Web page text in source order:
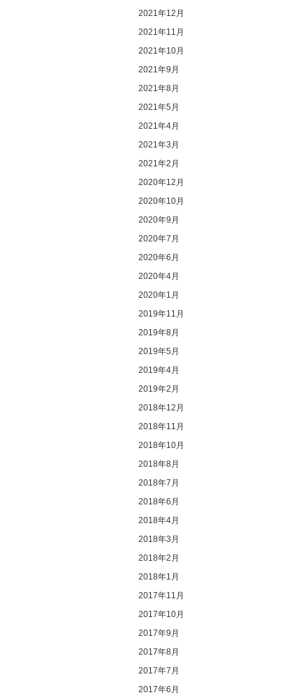
2021年12月
2021年11月
2021年10月
2021年9月
2021年8月
2021年5月
2021年4月
2021年3月
2021年2月
2020年12月
2020年10月
2020年9月
2020年7月
2020年6月
2020年4月
2020年1月
2019年11月
2019年8月
2019年5月
2019年4月
2019年2月
2018年12月
2018年11月
2018年10月
2018年8月
2018年7月
2018年6月
2018年4月
2018年3月
2018年2月
2018年1月
2017年11月
2017年10月
2017年9月
2017年8月
2017年7月
2017年6月